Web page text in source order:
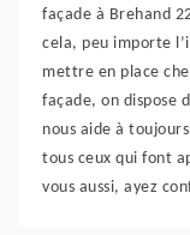
façade à Brehand
cela, peu importe
mettre en place
façade, on dispose
nous aide à
tous ceux qui font
vous aussi, ayez